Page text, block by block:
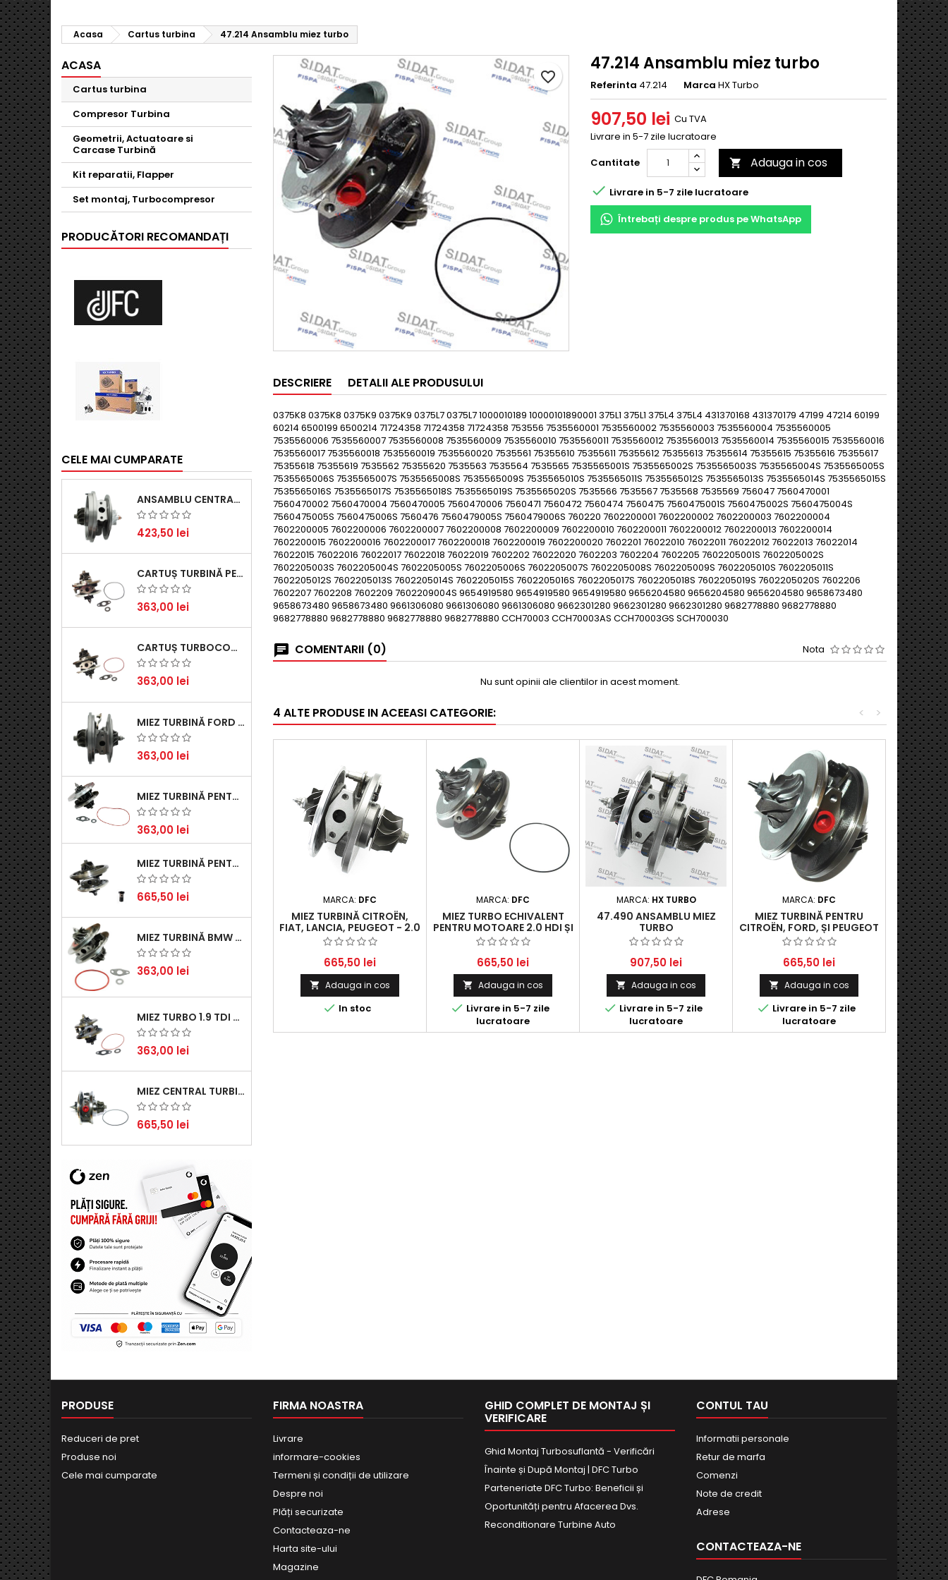
Acasa Cartus turbina 47.214 Ansamblu miez turbo
ACASA
Cartus turbina
Compresor Turbina
Geometrii, Actuatoare si
Carcase Turbină
Kit reparatii, Flapper
Set montaj, Turbocompresor
PRODUCĂTORI RECOMANDAȚI
CELE MAI CUMPARATE
ANSAMBLU CENTRAL TURBINĂ PENTRU BMW SERIA 3, SERIA 5 ȘI X3 - PERFORMANȚĂ ȘI FIABILITATE
423,50 lei
CARTUȘ TURBINĂ PENTRU AUDI A4, A6, SKODA SUPERB ȘI VW PASSAT, MOTOR DIESEL 1.9 TDI
363,00 lei
CARTUȘ TURBOCOMPRESOR PENTRU VW, AUDI, SEAT, SKODA - MOTOR DIESEL 2.0 TDI
363,00 lei
MIEZ TURBINĂ FORD TRANSIT 2.2 TDCI (2007-2016)
363,00 lei
MIEZ TURBINĂ PENTRU CITROËN, FORD, MAZDA, MINI, PEUGEOT ȘI VOLVO - MOTORIZĂRI 1.6 HDI ȘI 1.6 D
363,00 lei
MIEZ TURBINĂ PENTRU AUDI, SEAT, SKODA ȘI VOLKSWAGEN - MOTORIZĂRI 2.0 TDI 103KW 140CP
665,50 lei
MIEZ TURBINĂ BMW SERIA 1 (E81, E87) 120 D - CREȘTEȚI PERFORMANȚA ȘI RĂSPUNSUL MOTORULUI
363,00 lei
MIEZ TURBO 1.9 TDI - PERFORMANȚĂ FIABILĂ PENTRU AUDI, SEAT, SKODA ȘI VW
363,00 lei
MIEZ CENTRAL TURBINĂ SUZUKI GRAND ESCUDO II 1.9 DDIS TRACȚIUNE INTEGRALĂ - MOTORIZARE 1.9L, 95 KW (129 CP)
665,50 lei
47.214 Ansamblu miez turbo
Referinta 47.214 Marca HX Turbo
907,50 lei Cu TVA
Livrare in 5-7 zile lucratoare
Cantitate
 Adauga in cos
favorite_border
 Livrare in 5-7 zile lucratoare
Întrebați despre produs pe WhatsApp
DESCRIERE DETALII ALE PRODUSULUI
0375K8 0375K8 0375K9 0375K9 0375L7 0375L7 1000010189 10000101890001 375L1 375L1 375L4 375L4 431370168 431370179 47199 47214 60199
60214 6500199 6500214 71724358 71724358 71724358 753556 7535560001 7535560002 7535560003 7535560004 7535560005
7535560006 7535560007 7535560008 7535560009 7535560010 7535560011 7535560012 7535560013 7535560014 7535560015 7535560016
7535560017 7535560018 7535560019 7535560020 7535561 75355610 75355611 75355612 75355613 75355614 75355615 75355616 75355617
75355618 75355619 7535562 75355620 7535563 7535564 7535565 7535565001S 7535565002S 7535565003S 7535565004S 7535565005S
7535565006S 7535565007S 7535565008S 7535565009S 7535565010S 7535565011S 7535565012S 7535565013S 7535565014S 7535565015S
7535565016S 7535565017S 7535565018S 7535565019S 7535565020S 7535566 7535567 7535568 7535569 756047 7560470001
7560470002 7560470004 7560470005 7560470006 7560471 7560472 7560474 7560475 7560475001S 7560475002S 7560475004S
7560475005S 7560475006S 7560476 7560479005S 7560479006S 760220 7602200001 7602200002 7602200003 7602200004
7602200005 7602200006 7602200007 7602200008 7602200009 7602200010 7602200011 7602200012 7602200013 7602200014
7602200015 7602200016 7602200017 7602200018 7602200019 7602200020 7602201 76022010 76022011 76022012 76022013 76022014
76022015 76022016 76022017 76022018 76022019 7602202 76022020 7602203 7602204 7602205 7602205001S 7602205002S
7602205003S 7602205004S 7602205005S 7602205006S 7602205007S 7602205008S 7602205009S 7602205010S 7602205011S
7602205012S 7602205013S 7602205014S 7602205015S 7602205016S 7602205017S 7602205018S 7602205019S 7602205020S 7602206
7602207 7602208 7602209 7602209004S 9654919580 9654919580 9654919580 9656204580 9656204580 9656204580 9658673480
9658673480 9658673480 9661306080 9661306080 9661306080 9662301280 9662301280 9662301280 9682778880 9682778880
9682778880 9682778880 9682778880 9682778880 CCH70003 CCH70003AS CCH70003GS SCH700030
COMENTARII (0) Nota
Nu sunt opinii ale clientilor in acest moment.
4 ALTE PRODUSE IN ACEEASI CATEGORIE: >
<
MARCA: DFC
MIEZ TURBINĂ CITROËN,
FIAT, LANCIA, PEUGEOT - 2.0
HDI / 2.0 D MULTIJET / 2.0
JTD
665,50 lei
 Adauga in cos
 In stoc
MARCA: DFC
MIEZ TURBO ECHIVALENT
PENTRU MOTOARE 2.0 HDI ȘI
MULTIJET - CITROËN, FIAT,
LANCIA, PEUGEOT
665,50 lei
 Adauga in cos
 Livrare in 5-7 zile
lucratoare
MARCA: HX TURBO
47.490 ANSAMBLU MIEZ
TURBO
907,50 lei
 Adauga in cos
 Livrare in 5-7 zile
lucratoare
MARCA: DFC
MIEZ TURBINĂ PENTRU
CITROËN, FORD, ȘI PEUGEOT
- MOTORIZĂRI 2.0 HDI
100KW 136CP
665,50 lei
 Adauga in cos
 Livrare in 5-7 zile
lucratoare
PRODUSE
Reduceri de pret
Produse noi
Cele mai cumparate
FIRMA NOASTRA
Livrare
informare-cookies
Termeni și condiții de utilizare
Despre noi
Plăți securizate
Contacteaza-ne
Harta site-ului
Magazine
GHID COMPLET DE MONTAJ ȘI
VERIFICARE
Ghid Montaj Turbosuflantă - Verificări
Înainte și După Montaj | DFC Turbo
Parteneriate DFC Turbo: Beneficii și
Oportunități pentru Afacerea Dvs.
Reconditionare Turbine Auto
CONTUL TAU
Informatii personale
Retur de marfa
Comenzi
Note de credit
Adrese
CONTACTEAZA-NE